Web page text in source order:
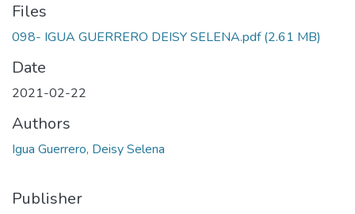
Files
098- IGUA GUERRERO DEISY SELENA.pdf(2.61 MB)
Date
2021-02-22
Authors
Igua Guerrero, Deisy Selena
Publisher